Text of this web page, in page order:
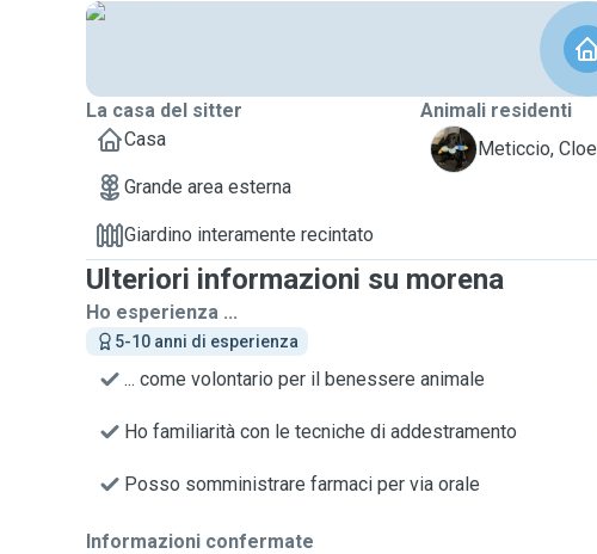
La casa del sitter
Casa
Grande area esterna
Giardino interamente recintato
Animali residenti
C
Meticcio, Cloe
Ulteriori informazioni su morena
Ho esperienza ...
5-10 anni di esperienza
... come volontario per il benessere animale
Ho familiarità con le tecniche di addestramento
Posso somministrare farmaci per via orale
Informazioni confermate